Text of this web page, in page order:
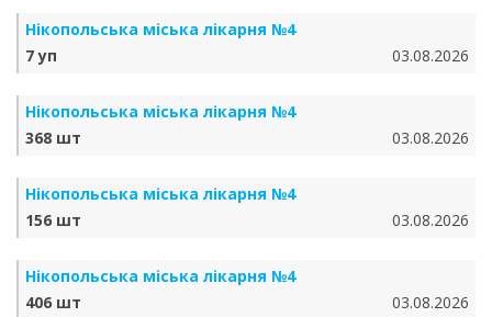
Нікопольська міська лікарня №4
7 уп
03.08.2026
Нікопольська міська лікарня №4
368 шт
03.08.2026
Нікопольська міська лікарня №4
156 шт
03.08.2026
Нікопольська міська лікарня №4
406 шт
03.08.2026